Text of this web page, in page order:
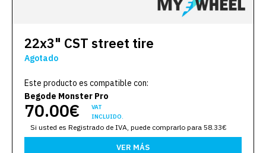
22x3" CST street tire
Agotado
Este producto es compatible con:
Begode Monster Pro
70.00€
VAT
INCLUIDO.
Si usted es Registrado de IVA, puede comprarlo para 58.33€
VER MÁS